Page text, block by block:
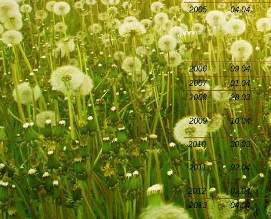
2005
04.04.
2006 09.04.
2007
01.04.
2008
28.03.
2009 10.04.
2010 30.03.
2011 02.04.
2012 03.04.
2013
04.04.